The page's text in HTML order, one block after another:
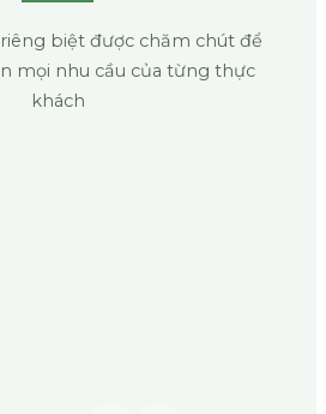
biệt được chăm chút để
mọi nhu cầu của từng thực
khách